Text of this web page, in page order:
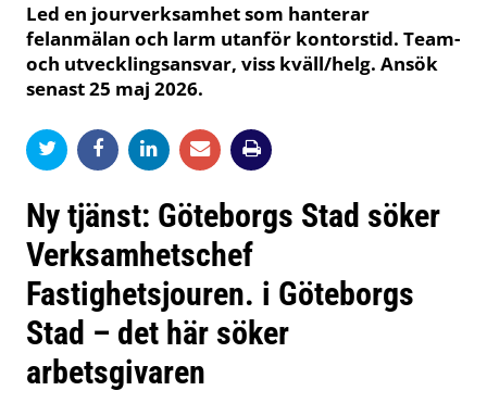
Led en jourverksamhet som hanterar
felanmälan och larm utanför kontorstid. Team-
och utvecklingsansvar, viss kväll/helg. Ansök
senast 25 maj 2026.
Ny tjänst: Göteborgs Stad söker
Verksamhetschef
Fastighetsjouren. i Göteborgs
Stad – det här söker
arbetsgivaren